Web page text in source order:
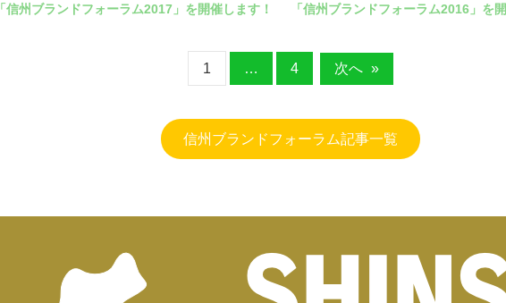
「信州ブランドフォーラム2017」を開催します！
「信州ブランドフォーラム2016」を
1 … 4 次へ »
信州ブランドフォーラム記事一覧